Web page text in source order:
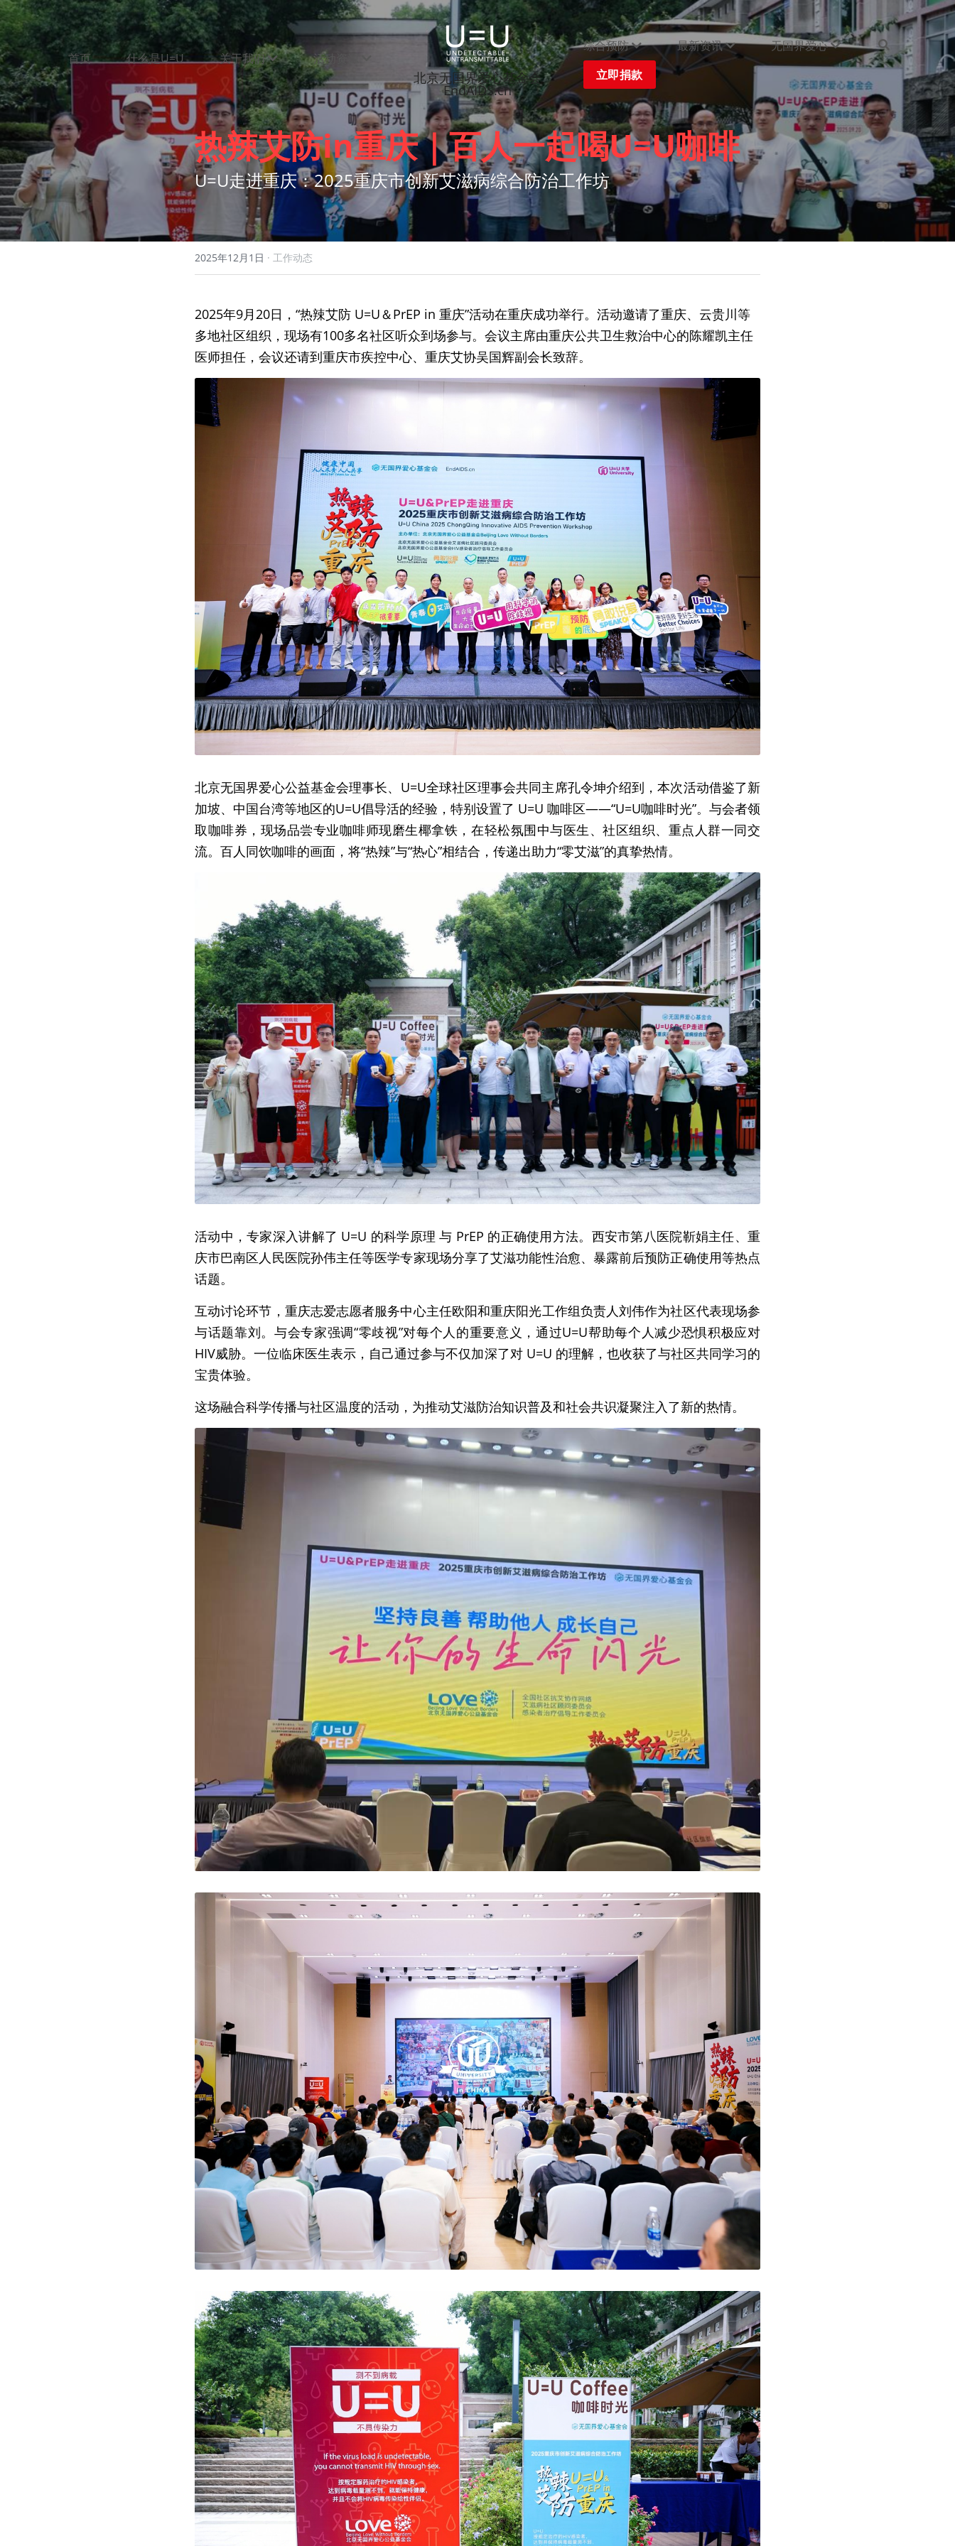
首页 什么是U=U 关于我们 活动资源
北京无国界爱心基金会
EndAIDS.cn
综合预防 最新资讯
无国界爱心
立即捐款
热辣艾防in重庆｜百人一起喝U=U咖啡
U=U走进重庆：2025重庆市创新艾滋病综合防治工作坊
2025年12月1日 · 工作动态
2025年9月20日，“热辣艾防 U=U＆PrEP in 重庆”活动在重庆成功举行。活动邀请了重庆、云贵川等
多地社区组织，现场有100多名社区听众到场参与。会议主席由重庆公共卫生救治中心的陈耀凯主任
医师担任，会议还请到重庆市疾控中心、重庆艾协吴国辉副会长致辞。
北京无国界爱心公益基金会理事长、U=U全球社区理事会共同主席孔令坤介绍到，本次活动借鉴了新
加坡、中国台湾等地区的U=U倡导活的经验，特别设置了 U=U 咖啡区——“U=U咖啡时光”。与会者领
取咖啡券，现场品尝专业咖啡师现磨生椰拿铁，在轻松氛围中与医生、社区组织、重点人群一同交
流。百人同饮咖啡的画面，将“热辣”与“热心”相结合，传递出助力“零艾滋”的真挚热情。
活动中，专家深入讲解了 U=U 的科学原理 与 PrEP 的正确使用方法。西安市第八医院靳娟主任、重
庆市巴南区人民医院孙伟主任等医学专家现场分享了艾滋功能性治愈、暴露前后预防正确使用等热点
话题。
互动讨论环节，重庆志爱志愿者服务中心主任欧阳和重庆阳光工作组负责人刘伟作为社区代表现场参
与话题靠刘。与会专家强调“零歧视”对每个人的重要意义，通过U=U帮助每个人减少恐惧积极应对
HIV威胁。一位临床医生表示，自己通过参与不仅加深了对 U=U 的理解，也收获了与社区共同学习的
宝贵体验。
这场融合科学传播与社区温度的活动，为推动艾滋防治知识普及和社会共识凝聚注入了新的热情。